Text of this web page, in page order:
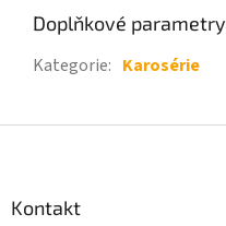
Doplňkové parametry
Kategorie: Karosérie
Kontakt